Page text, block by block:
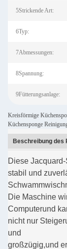
5Strickende Art:
6Typ:
7Abmessungen:
8Spannung:
9Fütterungsanlage:
Kreisförmige
Küchensponge
Beschreibung des
Diese
stabil und
Die Maschine
Computerund
nicht nur
und
großzügig,und